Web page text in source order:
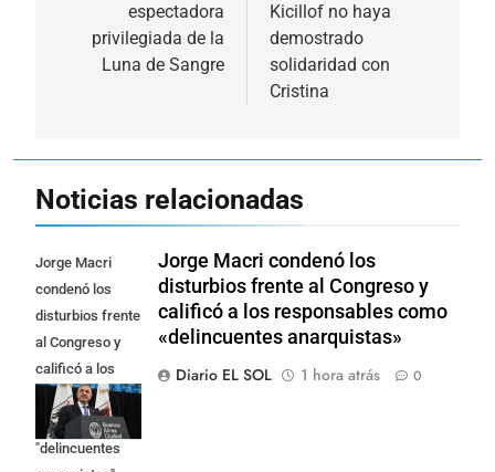
entradas
espectadora
privilegiada de la
Luna de Sangre
Kicillof no haya
demostrado
solidaridad con
Cristina
Noticias relacionadas
Jorge Macri
condenó los
disturbios frente
al Congreso y
calificó a los
responsables
como
"delincuentes
Jorge Macri condenó los
disturbios frente al Congreso y
calificó a los responsables como
«delincuentes anarquistas»
Diario EL SOL
1 hora atrás 0